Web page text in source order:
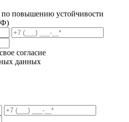
по повышению устойчивости
согласие
данных